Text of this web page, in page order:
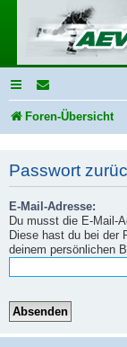
Foren-Übersicht
Passwort
E-Mail-Adresse:
Du musst die E-Mail-
Diese hast du bei der
deinem persönlichen